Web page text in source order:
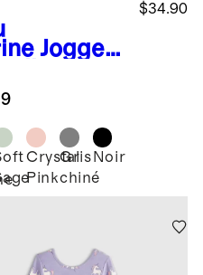
Jogger
$34.90
Crystal
Pink
Gris
chiné
Noir